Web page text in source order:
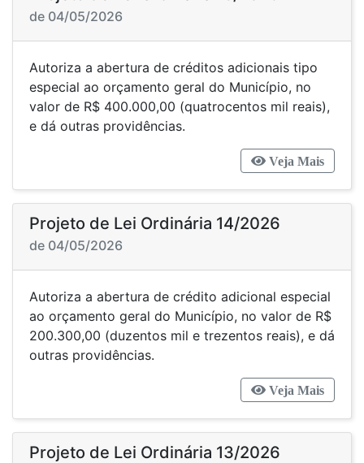
de 04/05/2026
Autoriza a abertura de créditos adicionais tipo
especial ao orçamento geral do Município, no
valor de R$ 400.000,00 (quatrocentos mil reais),
e dá outras providências.
Veja Mais
Projeto de Lei Ordinária 14/2026
de 04/05/2026
Autoriza a abertura de crédito adicional especial
ao orçamento geral do Município, no valor de R$
200.300,00 (duzentos mil e trezentos reais), e dá
outras providências.
Veja Mais
Projeto de Lei Ordinária 13/2026